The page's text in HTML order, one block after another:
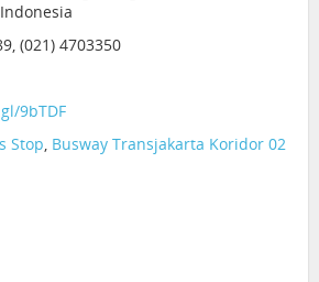
(021) 4703350
9bTDF
Stop, Busway Transjakarta Koridor 02